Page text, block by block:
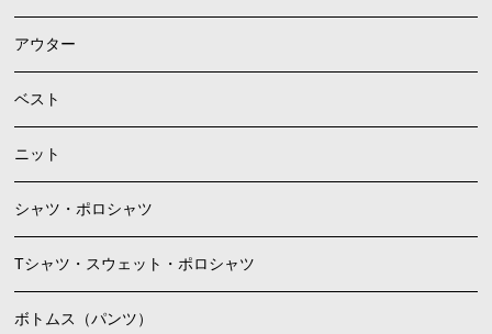
アウター
ベスト
ニット
シャツ・ポロシャツ
Tシャツ・スウェット・ポロシャツ
ボトムス（パンツ）